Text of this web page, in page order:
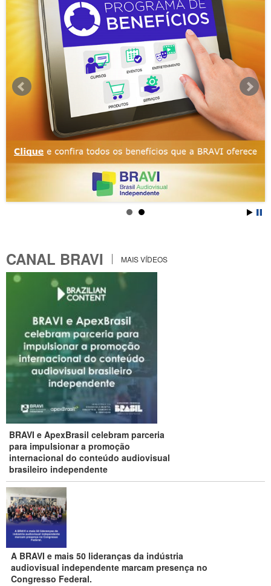
CANAL BRAVI MAIS VÍDEOS
BRAVI e ApexBrasil celebram parceria
para impulsionar a promoção
internacional do conteúdo audiovisual
brasileiro independente
A BRAVI e mais 50 lideranças da indústria
audiovisual independente marcam presença no
Congresso Federal.